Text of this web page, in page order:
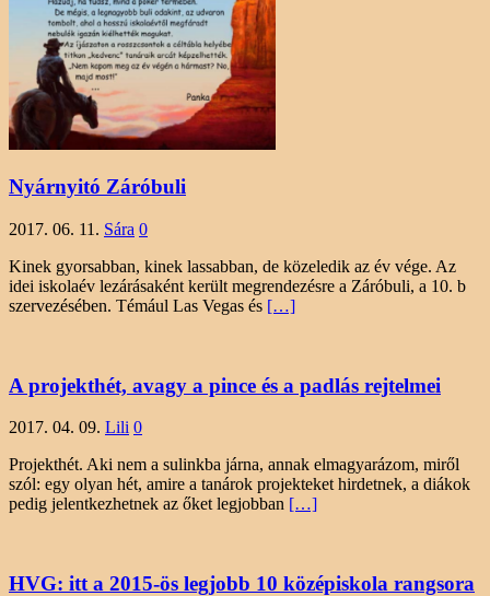
Nyárnyitó Záróbuli
2017. 06. 11. Sára 0
Kinek gyorsabban, kinek lassabban, de közeledik az év vége. Az
idei iskolaév lezárásaként került megrendezésre a Záróbuli, a 10. b
szervezésében. Témául Las Vegas és […]
A projekthét, avagy a pince és a padlás rejtelmei
2017. 04. 09. Lili 0
Projekthét. Aki nem a sulinkba járna, annak elmagyarázom, miről
szól: egy olyan hét, amire a tanárok projekteket hirdetnek, a diákok
pedig jelentkezhetnek az őket legjobban […]
HVG: itt a 2015-ös legjobb 10 középiskola rangsora